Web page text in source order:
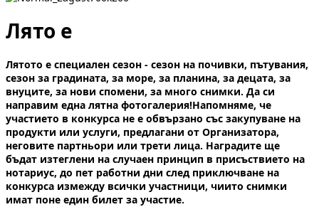
Лято е
Лятото е специален сезон - сезон на почивки, пътувания,
сезон за градината, за море, за планина, за децата, за
внуците, за нови спомени, за много снимки. Да си
направим една лятна фотогалерия!Напомняме, че
участието в конкурса не е обвързано със закупуване на
продукти или услуги, предлагани от Организатора,
неговите партньори или трети лица. Наградите ще
бъдат изтеглени на случаен принцип в присъствието на
нотариус, до пет работни дни след приключване на
конкурса измежду всички участници, чиито снимки
имат поне един билет за участие.